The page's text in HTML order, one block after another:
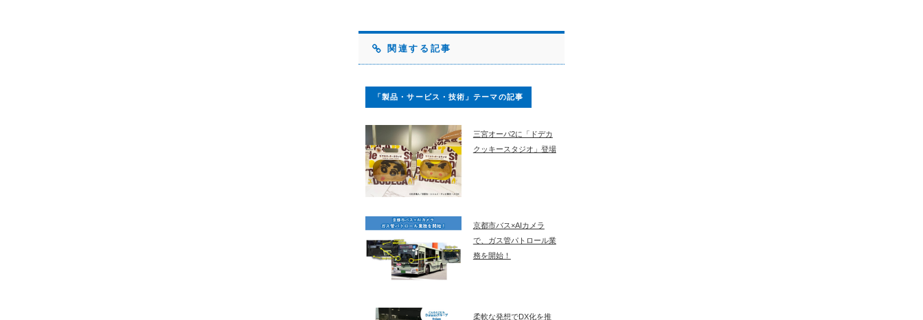
関連する記事
「製品・サービス・技術」テーマの記事
三宮オーパ2に「ドデカ
クッキースタジオ」登場
京都市バス×AIカメラ
で、ガス管パトロール業
務を開始！
柔軟な発想でDX化を推